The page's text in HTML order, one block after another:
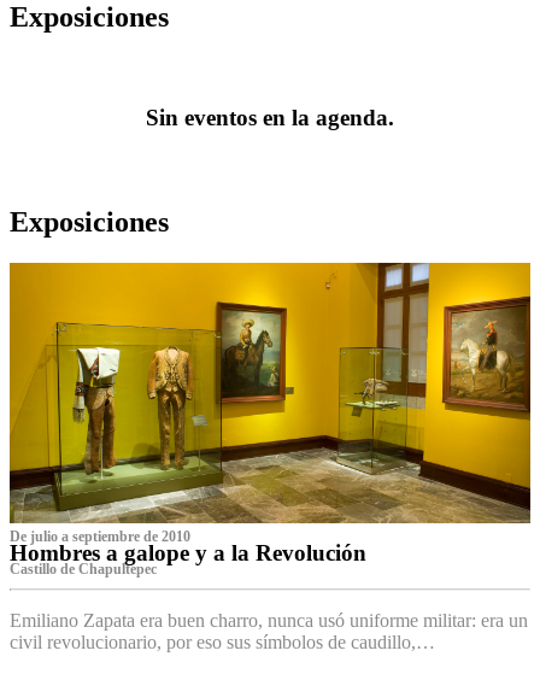
Exposiciones
Sin eventos en la agenda.
Exposiciones
De julio a septiembre de 2010
Hombres a galope y a la Revolución
Castillo de Chapultepec
Emiliano Zapata era buen charro, nunca usó uniforme militar: era un
civil revolucionario, por eso sus símbolos de caudillo,…